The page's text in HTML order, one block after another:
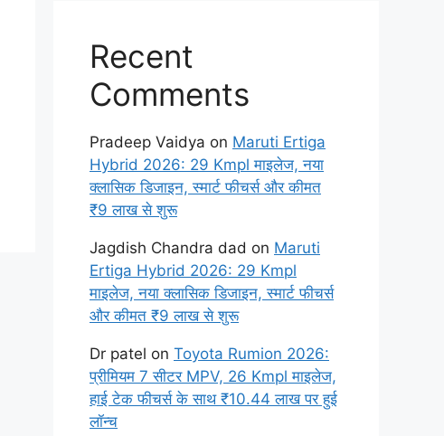
Recent
Comments
Pradeep Vaidya on Maruti Ertiga
Hybrid 2026: 29 Kmpl माइलेज, नया
क्लासिक डिजाइन, स्मार्ट फीचर्स और कीमत
₹9 लाख से शुरू
Jagdish Chandra dad on Maruti
Ertiga Hybrid 2026: 29 Kmpl
माइलेज, नया क्लासिक डिजाइन, स्मार्ट फीचर्स
और कीमत ₹9 लाख से शुरू
Dr patel on Toyota Rumion 2026:
प्रीमियम 7 सीटर MPV, 26 Kmpl माइलेज,
हाई टेक फीचर्स के साथ ₹10.44 लाख पर हुई
लॉन्च